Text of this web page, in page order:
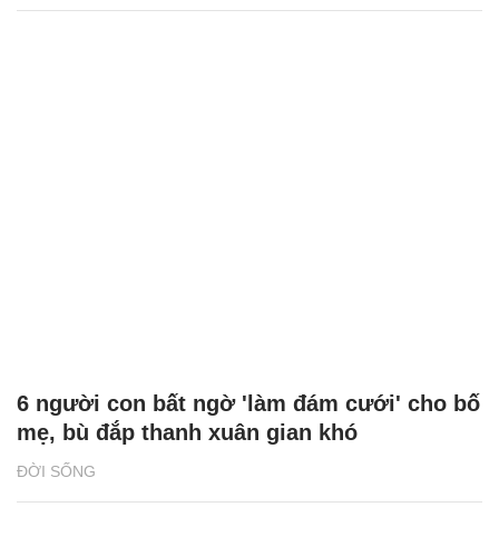
ĐỜI SỐNG
6 người con bất ngờ 'làm đám cưới' cho bố
mẹ, bù đắp thanh xuân gian khó